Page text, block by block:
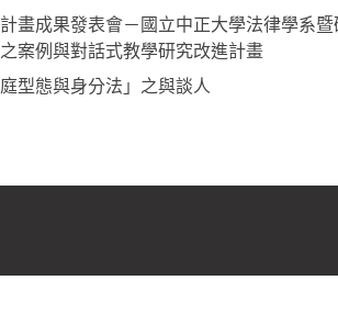
畫成果發表會－國立中正大學法律學系暨
案例與對話式教學研究改進計畫
型態與身分法」之與談人